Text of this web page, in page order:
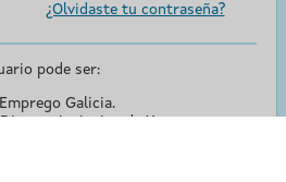
¿Olvidaste tu contraseña?
pode ser:
Galicia.